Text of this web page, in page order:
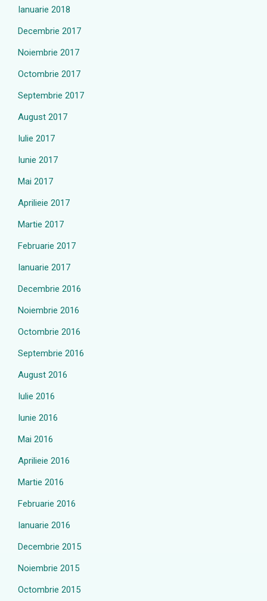
Ianuarie 2018
Decembrie 2017
Noiembrie 2017
Octombrie 2017
Septembrie 2017
August 2017
Iulie 2017
Iunie 2017
Mai 2017
Aprilieie 2017
Martie 2017
Februarie 2017
Ianuarie 2017
Decembrie 2016
Noiembrie 2016
Octombrie 2016
Septembrie 2016
August 2016
Iulie 2016
Iunie 2016
Mai 2016
Aprilieie 2016
Martie 2016
Februarie 2016
Ianuarie 2016
Decembrie 2015
Noiembrie 2015
Octombrie 2015